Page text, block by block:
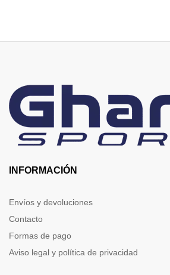
INFORMACIÓN
Envíos y devoluciones
Contacto
Formas de pago
Aviso legal y política de privacidad